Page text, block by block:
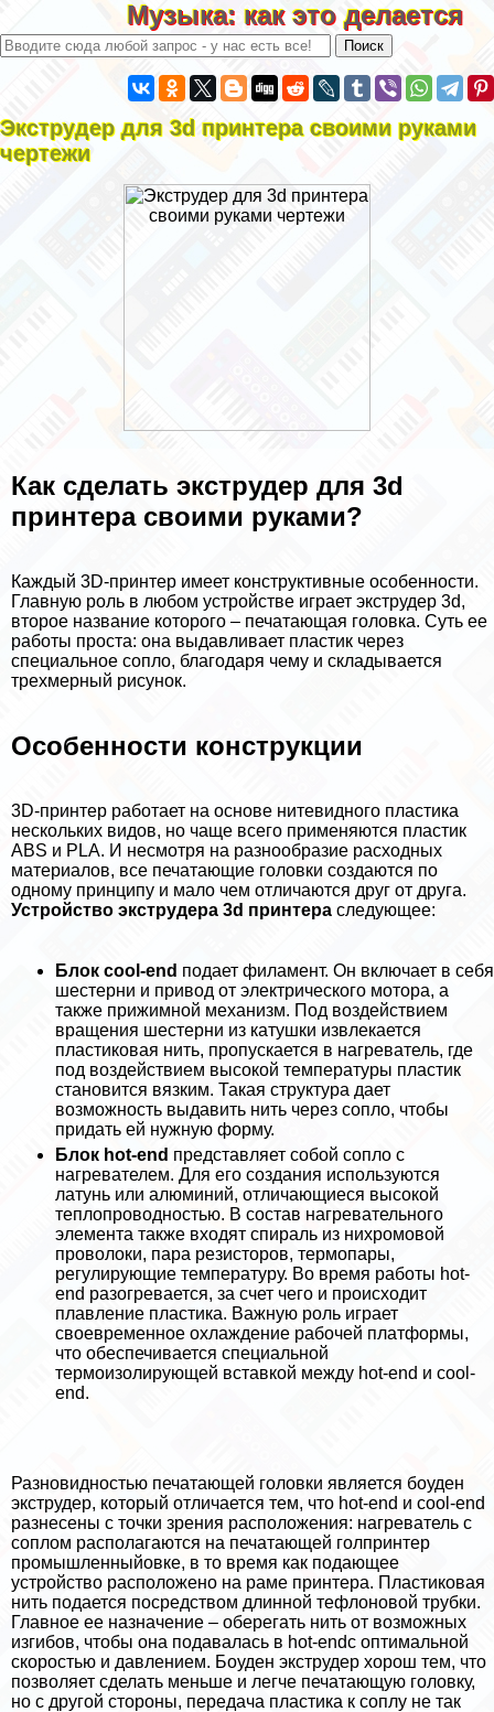
Музыка: как это делается
Экструдер для 3d принтера своими руками
чертежи
Как сделать экструдер для 3d
принтера своими руками?
Каждый 3D-принтер имеет конструктивные особенности.
Главную роль в любом устройстве играет экструдер 3d,
второе название которого – печатающая головка. Суть ее
работы проста: она выдавливает пластик через
специальное сопло, благодаря чему и складывается
трехмерный рисунок.
Особенности конструкции
3D-принтер работает на основе нитевидного пластика
нескольких видов, но чаще всего применяются пластик
ABS и PLA. И несмотря на разнообразие расходных
материалов, все печатающие головки создаются по
одному принципу и мало чем отличаются друг от друга.
Устройство экструдера 3d принтера следующее:
Блок cool-end подает филамент. Он включает в себя
шестерни и привод от электрического мотора, а
также прижимной механизм. Под воздействием
вращения шестерни из катушки извлекается
пластиковая нить, пропускается в нагреватель, где
под воздействием высокой температуры пластик
становится вязким. Такая структура дает
возможность выдавить нить через сопло, чтобы
придать ей нужную форму.
Блок hot-end представляет собой сопло с
нагревателем. Для его создания используются
латунь или алюминий, отличающиеся высокой
теплопроводностью. В состав нагревательного
элемента также входят спираль из нихромовой
проволоки, пара резисторов, термопары,
регулирующие температуру. Во время работы hot-
end разогревается, за счет чего и происходит
плавление пластика. Важную роль играет
своевременное охлаждение рабочей платформы,
что обеспечивается специальной
термоизолирующей вставкой между hot-end и cool-
end.
Разновидностью печатающей головки является боуден
экструдер, который отличается тем, что hot-end и cool-end
разнесены с точки зрения расположения: нагреватель с
соплом располагаются на печатающей голпринтер
промышленныйовке, в то время как подающее
устройство расположено на раме принтера. Пластиковая
нить подается посредством длинной тефлоновой трубки.
Главное ее назначение – оберегать нить от возможных
изгибов, чтобы она подавалась в hot-endс оптимальной
скоростью и давлением. Боуден экструдер хорош тем, что
позволяет сделать меньше и легче печатающую головку,
но с другой стороны, передача пластика к соплу не так